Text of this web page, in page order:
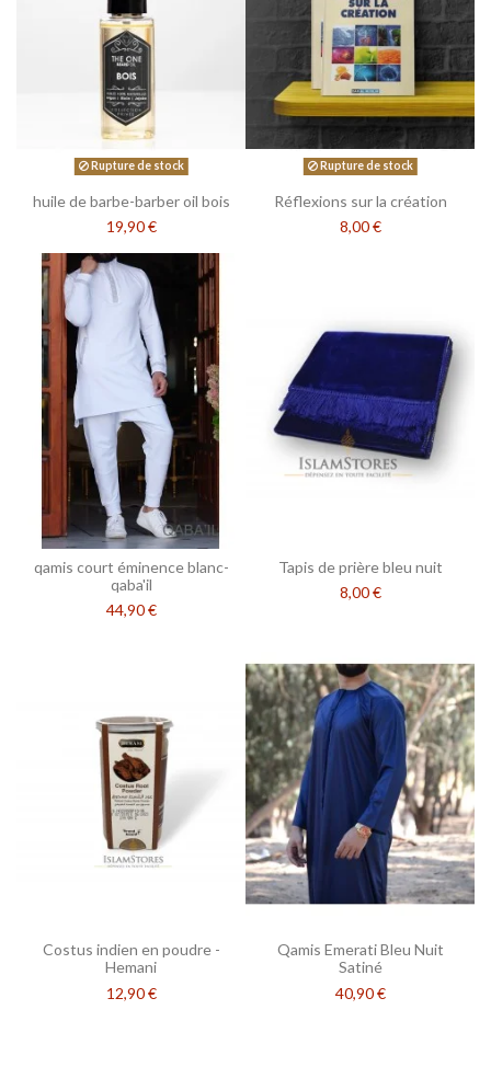
Rupture de stock
huile de barbe-barber oil bois
19,90 €
Rupture de stock
Réflexions sur la création
8,00 €
qamis court éminence blanc-
qaba'il
44,90 €
Tapis de prière bleu nuit
8,00 €
Costus indien en poudre -
Hemani
12,90 €
Qamis Emerati Bleu Nuit
Satiné
40,90 €